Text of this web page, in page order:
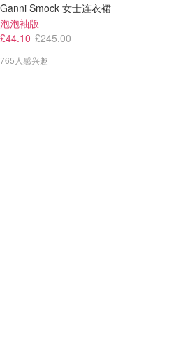
Ganni Smock 女士连衣裙
泡泡袖版
£44.10 £245.00
765人感兴趣